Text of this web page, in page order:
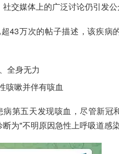
交媒体上的广泛讨论仍引发公
43万次的帖子描述，该疾病
全身无力
咳嗽并伴有咳血
第五天发现咳血，尽管新冠
为"不明原因急性上呼吸道感染